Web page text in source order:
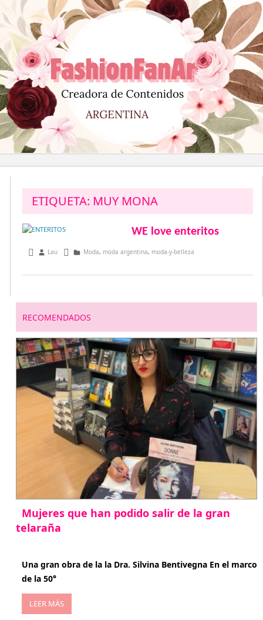
al
contenido
ETIQUETA: MUY MONA
WE love enteritos
septiembre 30, 2013
Lau Moda, moda argentina, moda-y-belleza
RECOMENDADOS
Mujeres que han podido salir de la gran
telaraña
Una gran obra de la la Dra. Silvina Bentivegna En el marco
de la 50°
LEER MÁS